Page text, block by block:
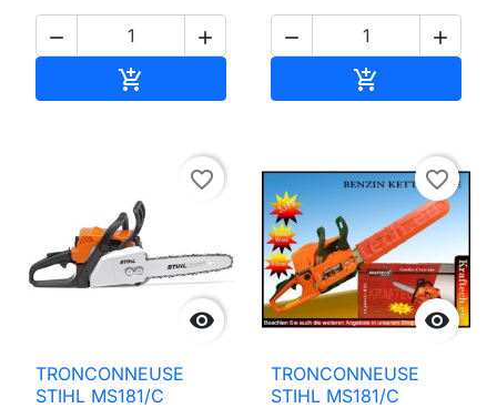
 

 


favorite_border
TRONCONNEUSE
STIHL MS181/C

favorite_border
TRONCONNEUSE
STIHL MS181/C